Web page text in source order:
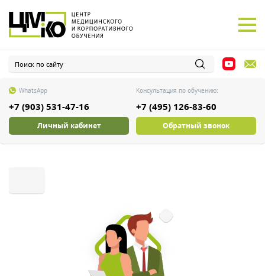
WhatsApp
+7 (903) 531-47-16
Консультация по обучению:
+7 (495) 126-83-60
Личный кабинет Обратный звонок